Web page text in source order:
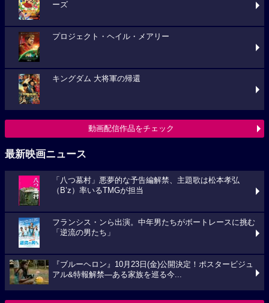
ーズ
プロジェクト・ヘイル・メアリー
キングダム 大将軍の帰還
動画配信作品をチェック
最新映画ニュース
「八つ墓村」悪夢的な予告編解禁、主題歌は松本孝弘
（B’z）率いるTMGが担当
フランシス・ンら出演。中年男たちがボートレースに挑む
「逆流の男たち」
『ブルーヘロン』10月23日(金)公開決定！ポスタービジュ
アル&特報解禁―ある家族を巡る今...